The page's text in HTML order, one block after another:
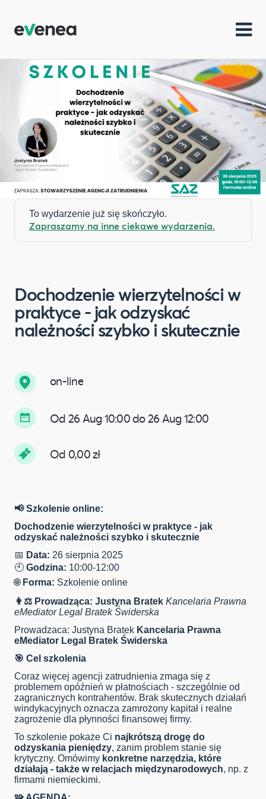
To wydarzenie już się skończyło.
Zapraszamy na inne ciekawe wydarzenia.
Dochodzenie wierzytelności w
praktyce - jak odzyskać
należności szybko i skutecznie
on-line
Od 26 Aug 10:00 do 26 Aug 12:00
Od 0,00 zł
📢Szkolenie online:
Dochodzenie wierzytelności w praktyce - jak
odzyskać należności szybko i skutecznie
📅 Data: 26 sierpnia 2025
🕙 Godzina: 10:00-12:00
🌐 Forma: Szkolenie online
👩⚖️ Prowadząca: Justyna Bratek Kancelaria Prawna
eMediator Legal Bratek Świderska
Prowadzaca: Justyna Bratek Kancelaria Prawna
eMediator Legal Bratek Świderska
🎯 Cel szkolenia
Coraz więcej agencji zatrudnienia zmaga się z
problemem opóźnień w płatnościach - szczególnie od
zagranicznych kontrahentów. Brak skutecznych działań
windykacyjnych oznacza zamrożony kapitał i realne
zagrożenie dla płynności finansowej firmy.
To szkolenie pokaże Ci najkrótszą drogę do
odzyskania pieniędzy, zanim problem stanie się
krytyczny. Omówimy konkretne narzędzia, które
działają - także w relacjach międzynarodowych, np. z
firmami niemieckimi.